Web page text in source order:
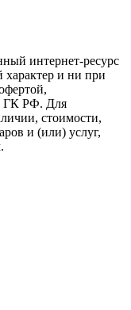
интернет-ресурс
и ни при
ГК РФ. Для
стоимости,
и (или) услуг,